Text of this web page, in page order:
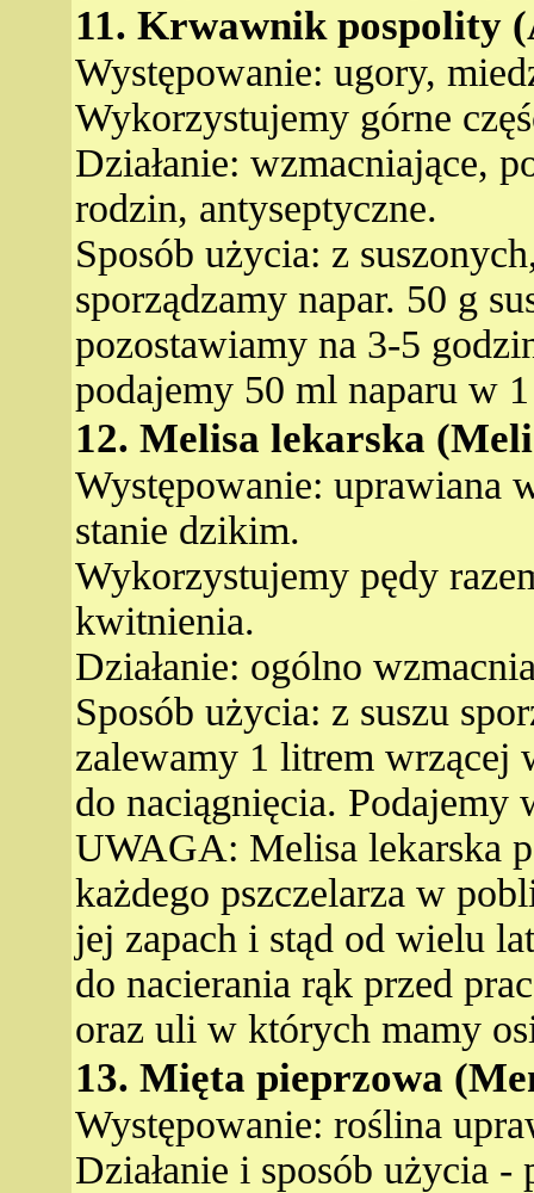
11. Krwawnik pospolity
Występowanie: ugory,
Wykorzystujemy górne
Działanie: wzmacniające,
rodzin, antyseptyczne.
Sposób użycia: z
sporządzamy napar. 50 g
pozostawiamy na 3-5
podajemy 50 ml naparu w
12. Melisa lekarska
Występowanie: uprawiana
stanie dzikim.
Wykorzystujemy pędy
kwitnienia.
Działanie: ogólno
Sposób użycia: z suszu
zalewamy 1 litrem wrzącej
do naciągnięcia.
UWAGA: Melisa lekarska
każdego pszczelarza w
jej zapach i stąd od wielu
do nacierania rąk przed
oraz uli w których mamy
13. Mięta pieprzowa
Występowanie: roślina
Działanie i sposób użycia